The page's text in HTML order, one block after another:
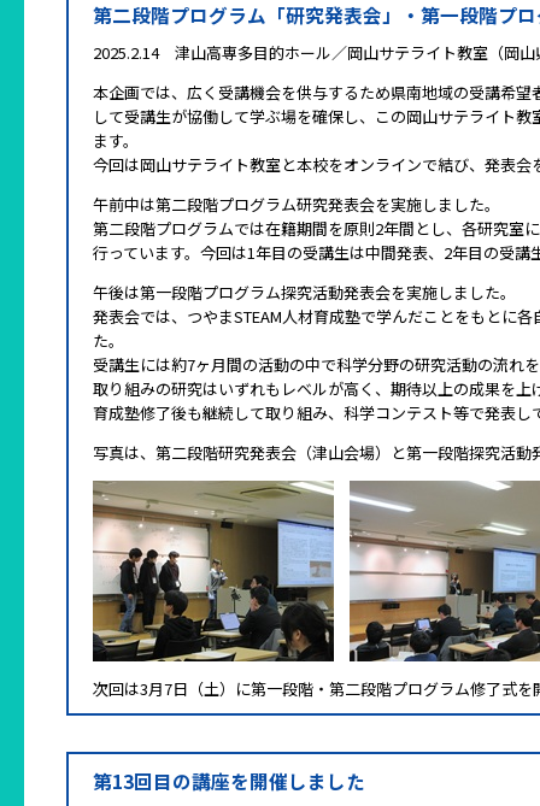
第二段階プログラム「研究発表会」・第一段階プ
2025.2.14 津山高専多目的ホール／岡山サテライト教室（岡
本企画では、広く受講機会を供与するため県南地域の受講希
して受講生が協働して学ぶ場を確保し、この岡山サテライト
ます。
今回は岡山サテライト教室と本校をオンラインで結び、発表会
午前中は第二段階プログラム研究発表会を実施しました。
第二段階プログラムでは在籍期間を原則2年間とし、各研究室
行っています。今回は1年目の受講生は中間発表、2年目の受講
午後は第一段階プログラム探究活動発表会を実施しました。
発表会では、つやまSTEAM人材育成塾で学んだことをもとに
た。
受講生には約7ヶ月間の活動の中で科学分野の研究活動の流れ
取り組みの研究はいずれもレベルが高く、期待以上の成果を上
育成塾修了後も継続して取り組み、科学コンテスト等で発表
写真は、第二段階研究発表会（津山会場）と第一段階探究活
次回は3月7日（土）に第一段階・第二段階プログラム修了式を
第13回目の講座を開催しました